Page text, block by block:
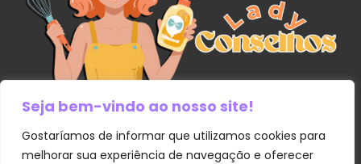
Seja bem-vindo ao nosso site!
Gostaríamos de informar que utilizamos cookies para
melhorar sua experiência de navegação e oferecer
Links Úteis